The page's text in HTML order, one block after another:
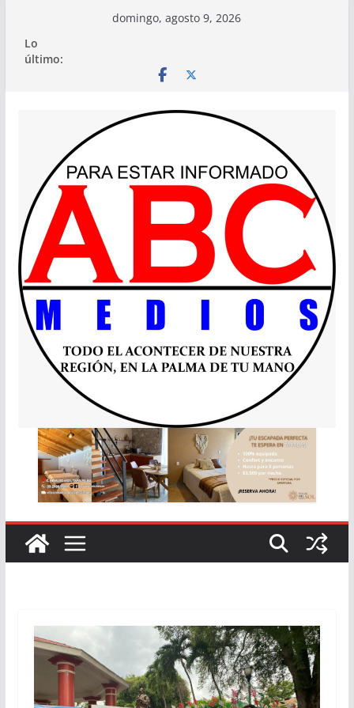
contenido
domingo, agosto 9, 2026
Lo
último: